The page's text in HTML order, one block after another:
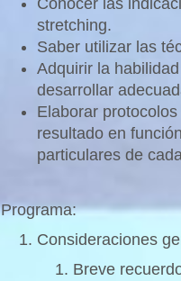
stretching.
Saber utilizar las
Adquirir la
desarrollar
Elaborar
resultado en
particulares de
Programa:
Consideraciones
Breve